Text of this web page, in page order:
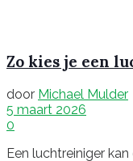
Zo kies je een
door Michael Mulder
5 maart 2026
0
Een luchtreiniger